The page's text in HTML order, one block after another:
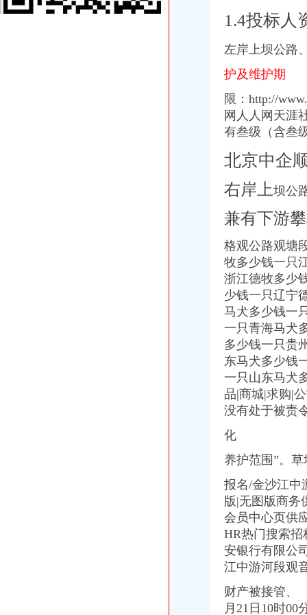
重庆观音岩国本中学附近出纳招聘|重庆观音岩国本中学附近出纳职位信
苏州急招财务公司|安徽移动招工做五休二-家政-久久信息网
机构新动向揭示周三挖掘20只黑马股（8.26）（全文）_网易财经
重庆观音岩国本中学附近出纳招聘|重庆观音岩国本中学附近出纳职位信
[大唐观音岩水电开发有限公司观音岩运行期供水机电设备采购招标_云
川地税函[2014]414号四川省地方税务局关于大唐观音岩水电工程税务
[公告]中国电建：集团昆明勘测设计研究院有限公司近两年一期财务报
中粮地产（集团）股份有限公司关于收购长沙观音谷房地产开发有限公
罗源县鉴江观音岩水电站-企业信用深度报告-企业库-智库在线
苏州急招财务公司|安徽移动招工做五休二-家政-久久信息网
【公告v金沙江中游观音岩水电站保安服务（2015~2016年度）项目招
许继电气股份有限公司2015半年度报告摘要_焦点_新浪财经_新浪网
中国电建集团昆明勘测设计研究院有限公司近两年一期财务报告和审
机构新动向揭示周三挖掘20只黑马股（8.26）（全文）_网易财经
重庆商社汽车贸易有限公司2014校园招聘重庆三峡大学专场宣讲会_
西南分公司在观音岩水电站的待遇怎么样？女孩子在那主要做些什么工
1.4投标人
左岸上坝公路
护及维护期
限：http://
网人人网天涯
有叁级（含叁
北京中企
右岸上坝公
兼有下游
格观公路观塘
牧多少钱一只
浙江德牧多少
少钱一只辽宁
马犬多少钱一
一只青海马犬
多少钱一只贵
东马犬多少钱
一只山东马犬
品|商城|求购|
没有处于被责
化
养护范围”。
报名/金沙江中
版|无图版商务
会员中心页供
HR热门搜索招
安银行有限公
江中游河段观
财产被接管、
月21日10时00